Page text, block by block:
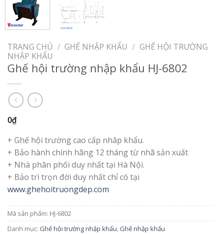
TRANG CHỦ / GHẾ NHẬP KHẨU / GHẾ HỘI TRƯỜNG
NHẬP KHẨU
Ghế hội trường nhập khẩu HJ-6802
0₫
+ Ghế hội trường cao cấp nhâp khẩu.
+ Bảo hành chính hãng 12 tháng từ nhã sản xuất
+ Nhà phân phối duy nhất tại Hà Nội.
+ Bảo trì trọn đời duy nhất chỉ có tại
www.ghehoitruongdep.com
Mã sản phẩm: HJ-6802
Danh mục: Ghế hội trường nhập khẩu, Ghế nhập khẩu